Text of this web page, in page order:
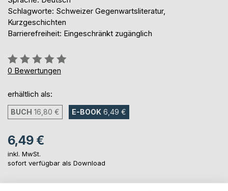
Schlagworte: Schweizer Gegenwartsliteratur,
Kurzgeschichten
Barrierefreiheit: Eingeschränkt zugänglich
Bewertung::
0%
0 Bewertungen
erhältlich als:
BUCH 16,80 € E-BOOK 6,49 €
6,49 €
inkl. MwSt.
sofort verfügbar als Download